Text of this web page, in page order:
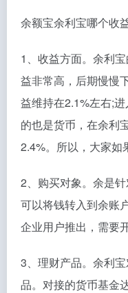
余额宝余利宝哪个收
1、收益方面。余利
益非常高，后期慢慢
益维持在2.1%左右;
的也是货币，在余利
2.4%。所以，大家如
2、购买对象。余是
可以将钱转入到余账
企业用户推出，需要
3、理财产品。余利
品。对接的货币基金